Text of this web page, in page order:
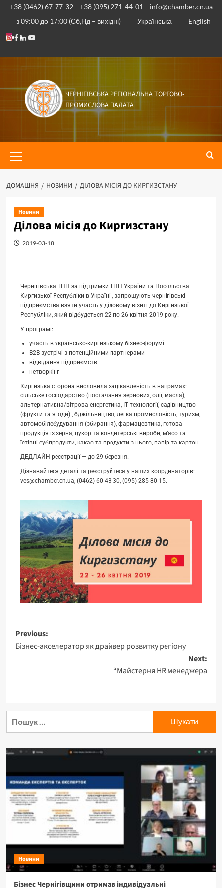
+38 (0462) 67-77-32 +38 (095) 271-44-01
info@chamber.cn.ua
з 09:00 до 17:00 (Сб,Нд – вихідні)
Українська English
ЧЕРНІГІВСЬКА РЕГІОНАЛЬНА ТОРГОВО-
ПРОМИСЛОВА ПАЛАТА
ДОМАШНЯ НОВИНИ ДІЛОВА МІСІЯ ДО КИРГИЗСТАНУ
Новини
Ділова місія до Киргизстану
2019-03-18
Чернігівська ТПП за підтримки ТПП України та Посольства
Киргизької Республіки в Україні , запрошують чернігівські
підприємства взяти участь у діловому візиті до Киргизької
Республіки, який відбудеться 22 по 26 квітня 2019 року.
У програмі:
участь в українсько-киргизькому бізнес-форумі
В2В зустрічі з потенційними партнерами
відвідання підприємств
нетворкінг
Киргизька сторона висловила зацікавленість в напрямах:
сільське господарство (постачання зернових, олії, масла),
альтернативна/вітрова енергетика, IT технології, садівництво
(фрукти та ягоди) , бджільництво, легка промисловість, туризм,
автомобілебудування (збирання), фармацевтика, готова
продукція із зерна, цукор та кондитерські вироби, м’ясо та
їстівні субпродукти, какао та продукти з нього, папір та картон.
ДЕДЛАЙН реєстрації — до 29 березня.
Дізнавайтеся деталі та реєструйтеся у наших координаторів:
ves@chamber.cn.ua, (0462) 60-43-30, (095) 285-80-15.
Previous:
Бізнес-акселератор як драйвер розвитку регіону
Next:
“Майстерня HR менеджера
Новини
Бізнес Чернігівщини отримав індивідуальні